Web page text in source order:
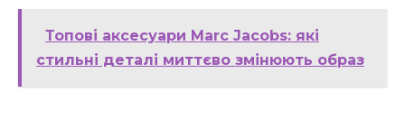
Топові аксесуари Marc Jacobs: які
стильні деталі миттєво змінюють образ